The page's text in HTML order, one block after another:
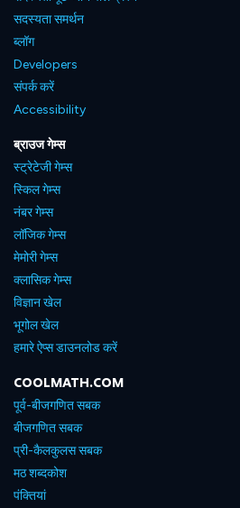
सदस्यता समर्थन
ब्लॉग
Developers
संपर्क करें
Accessibility
ब्राउज गेम्स
स्ट्रेटेजी गेम्स
स्किल गेम्स
नंबर गेम्स
लॉजिक गेम्स
मेमोरी गेम्स
क्लासिक गेम्स
विज्ञान खेल
भूगोल खेल
हमारे ऐप्स डाउनलोड करें
COOLMATH.COM
पूर्व-बीजगणित सबक
बीजगणित सबक
प्री-कैलकुलस सबक
मठ शब्दकोश
पंक्तियां